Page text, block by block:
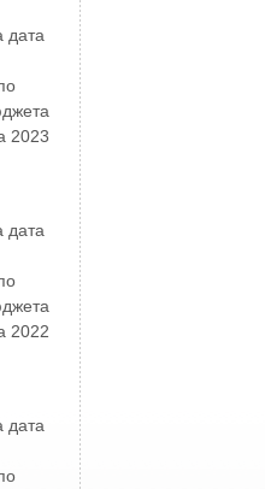
дата
2023
дата
2022
дата